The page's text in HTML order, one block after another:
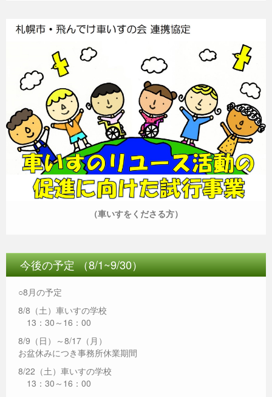
（車いすをくださる方）
今後の予定 （8/1~9/30）
○8月の予定
8/8（土）車いすの学校
13：30～16：00
8/9（日）～8/17（月）
お盆休みにつき事務所休業期間
8/22（土）車いすの学校
13：30～16：00